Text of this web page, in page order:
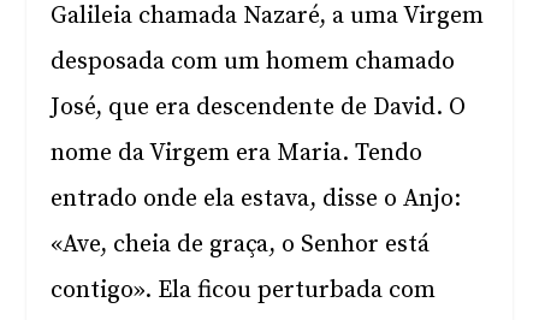
Galileia chamada Nazaré, a uma Virgem
desposada com um homem chamado
José, que era descendente de David. O
nome da Virgem era Maria. Tendo
entrado onde ela estava, disse o Anjo:
«Ave, cheia de graça, o Senhor está
contigo». Ela ficou perturbada com